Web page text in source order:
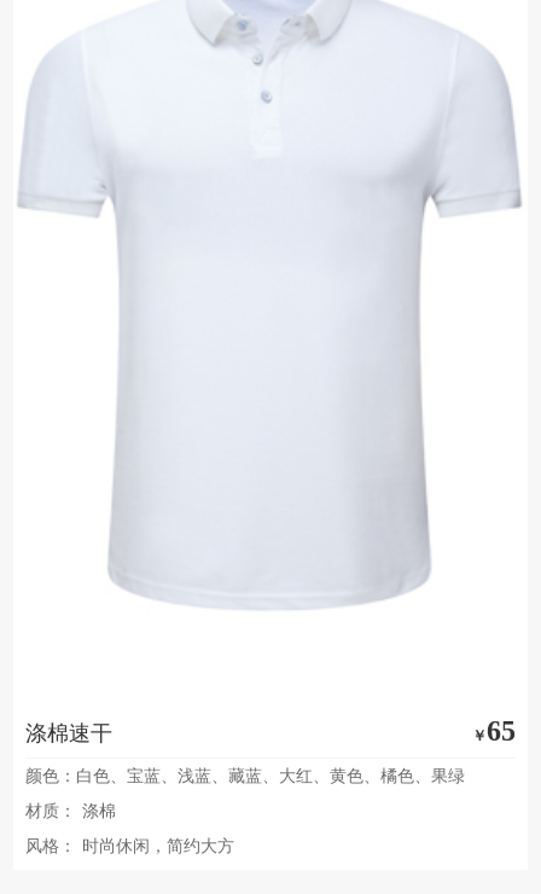
涤棉速干 ￥65
颜色：白色、宝蓝、浅蓝、藏蓝、大红、黄色、橘色、果绿
材质：
涤棉
风格：
时尚休闲，简约大方